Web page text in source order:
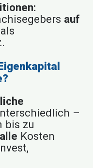
auf
–
bis zu
alle Kosten